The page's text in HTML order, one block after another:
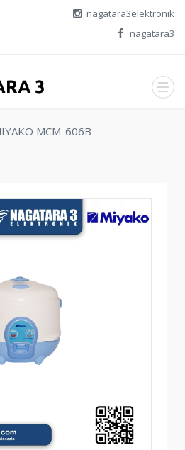
nagatara3elektronik
nagatara3
MCM-606B